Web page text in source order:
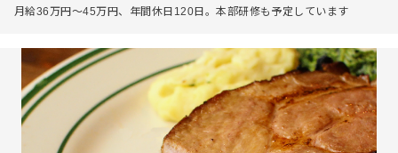
月給36万円～45万円、年間休日120日。本部研修も予定しています